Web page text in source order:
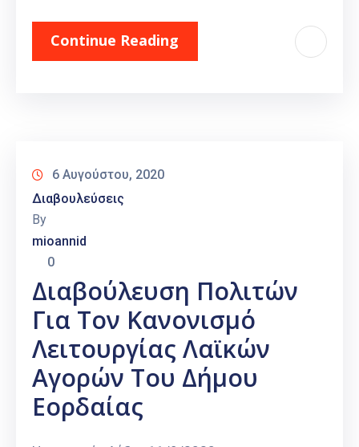
Continue Reading
6 Αυγούστου, 2020
Διαβουλεύσεις
By
mioannid
0
Διαβούλευση Πολιτών
Για Τον Κανονισμό
Λειτουργίας Λαϊκών
Αγορών Του Δήμου
Εορδαίας